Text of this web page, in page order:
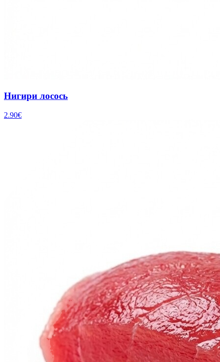
Нигири лосось
2.90€